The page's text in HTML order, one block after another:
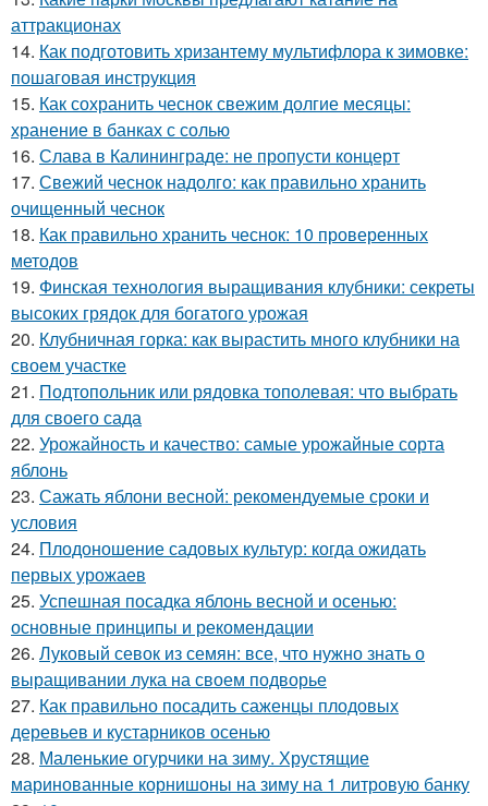
аттракционах
14. Как подготовить хризантему мультифлора к зимовке:
пошаговая инструкция
15. Как сохранить чеснок свежим долгие месяцы:
хранение в банках с солью
16. Слава в Калининграде: не пропусти концерт
17. Свежий чеснок надолго: как правильно хранить
очищенный чеснок
18. Как правильно хранить чеснок: 10 проверенных
методов
19. Финская технология выращивания клубники: секреты
высоких грядок для богатого урожая
20. Клубничная горка: как вырастить много клубники на
своем участке
21. Подтопольник или рядовка тополевая: что выбрать
для своего сада
22. Урожайность и качество: самые урожайные сорта
яблонь
23. Сажать яблони весной: рекомендуемые сроки и
условия
24. Плодоношение садовых культур: когда ожидать
первых урожаев
25. Успешная посадка яблонь весной и осенью:
основные принципы и рекомендации
26. Луковый севок из семян: все, что нужно знать о
выращивании лука на своем подворье
27. Как правильно посадить саженцы плодовых
деревьев и кустарников осенью
28. Маленькие огурчики на зиму. Хрустящие
маринованные корнишоны на зиму на 1 литровую банку